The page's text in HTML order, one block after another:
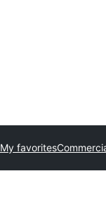
My favorites